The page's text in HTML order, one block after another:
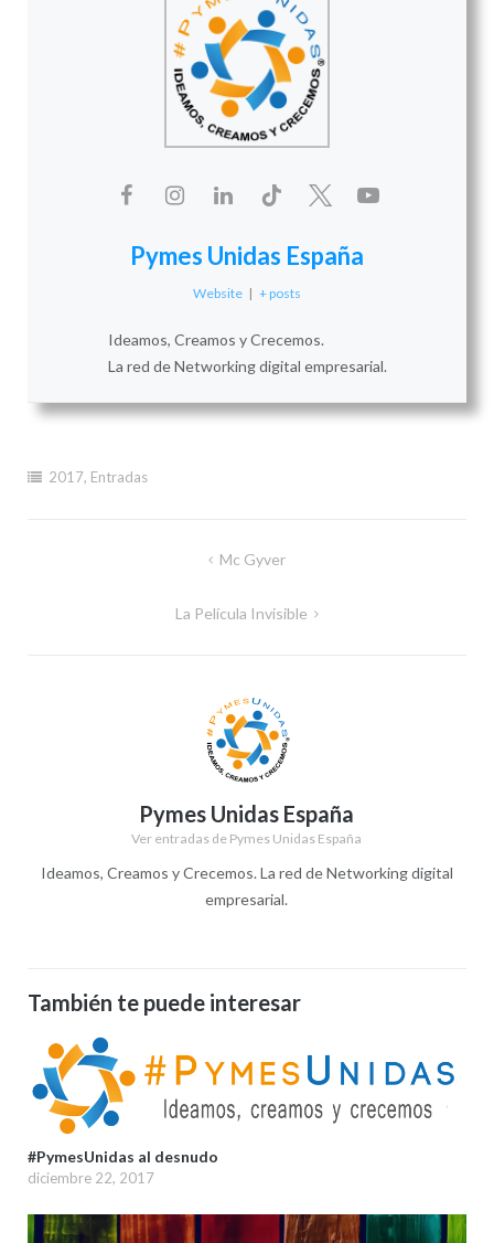
Pymes Unidas España
Website | + posts
Ideamos, Creamos y Crecemos.
La red de Networking digital empresarial.
2017, Entradas
Mc Gyver
La Película Invisible
Pymes Unidas España
Ver entradas de Pymes Unidas España
Ideamos, Creamos y Crecemos. La red de Networking digital
empresarial.
También te puede interesar
#PymesUnidas al desnudo
diciembre 22, 2017